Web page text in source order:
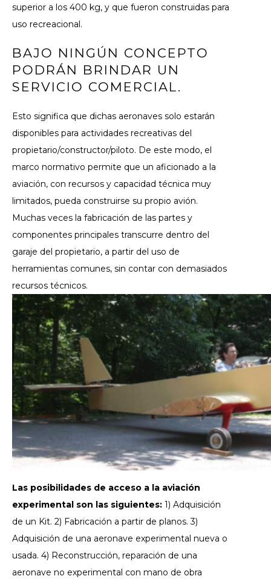
superior a los 400 kg, y que fueron construidas para
uso recreacional.
BAJO NINGÚN CONCEPTO
PODRÁN BRINDAR UN
SERVICIO COMERCIAL.
Esto significa que dichas aeronaves solo estarán
disponibles para actividades recreativas del
propietario/constructor/piloto. De este modo, el
marco normativo permite que un aficionado a la
aviación, con recursos y capacidad técnica muy
limitados, pueda construirse su propio avión.
Muchas veces la fabricación de las partes y
componentes principales transcurre dentro del
garaje del propietario, a partir del uso de
herramientas comunes, sin contar con demasiados
recursos técnicos.
Las posibilidades de acceso a la aviación
experimental son las siguientes: 1) Adquisición
de un Kit. 2) Fabricación a partir de planos. 3)
Adquisición de una aeronave experimental nueva o
usada. 4) Reconstrucción, reparación de una
aeronave no experimental con mano de obra